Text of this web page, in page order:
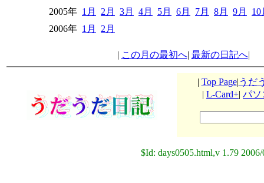
2005年 1月 2月 3月 4月 5月 6月 7月 8月 9月
10
2006年 1月 2月
| この月の最初へ| 最新の日記へ|
| Top Page| うだ
| L-Card+| パソ
$Id: days0505.html,v 1.79